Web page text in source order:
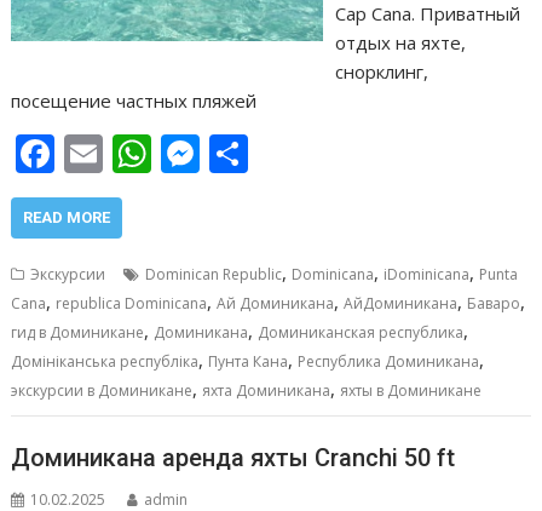
Cap Cana. Приватный
отдых на яхте,
снорклинг,
посещение частных пляжей
F
ac
e
b
o
o
k
E
m
ai
l
W
s
A
p
p
M
e
n
g
er
р
а
в
и
т
ь
READ MORE
Экскурсии Dominican Republic, Dominicana, iDominicana, Punta
Cana, republica Dominicana,Ай Доминикана,АйДоминикана, Баваро,
гид в Доминикане, Доминикана, Доминиканская республика,
Домініканська республіка, Пунта Кана, Республика Доминикана,
экскурсии в Доминикане, яхта Доминикана, яхты в Доминикане
Доминикана аренда яхты Cranchi 50 ft
10.02.2025 admin